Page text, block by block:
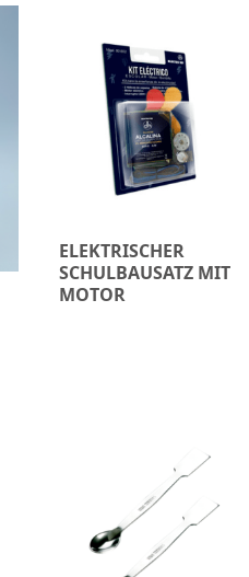
ELEKTRISCHER
SCHULBAUSATZ MIT
MOTOR